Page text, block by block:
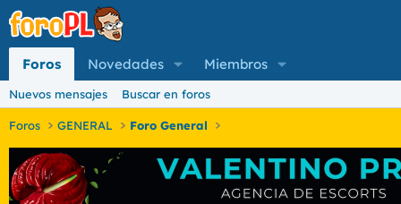
Foros Novedades Miembros
Nuevos mensajes Buscar en foros
Foros GENERAL Foro General